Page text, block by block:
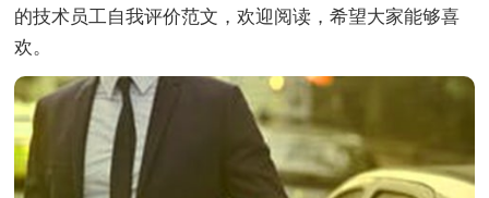
的技术员工自我评价范文，欢迎阅读，希望大家能够喜
欢。